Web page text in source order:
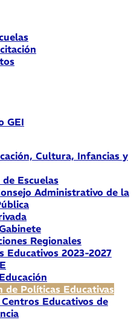
GEI
Cultura, Infancias y
Escuelas
Administrativo de la
Regionales
Educativos 2023-2027
de Políticas Educativas
Educativos de